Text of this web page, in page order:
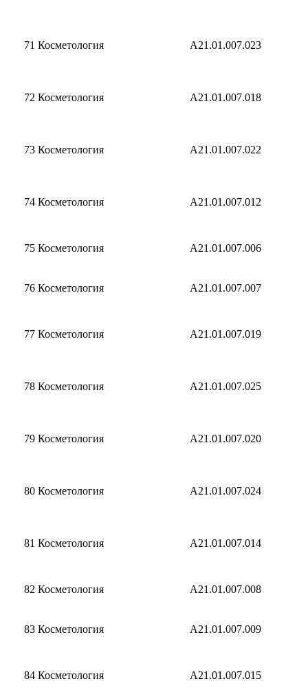
71 Косметология А21.01.007.023
72 Косметология A21.01.007.018
73 Косметология А21.01.007.022
74 Косметология A21.01.007.012
75 Косметология A21.01.007.006
76 Косметология A21.01.007.007
77 Косметология A21.01.007.019
78 Косметология А21.01.007.025
79 Косметология A21.01.007.020
80 Косметология А21.01.007.024
81 Косметология A21.01.007.014
82 Косметология A21.01.007.008
83 Косметология A21.01.007.009
84 Косметология A21.01.007.015